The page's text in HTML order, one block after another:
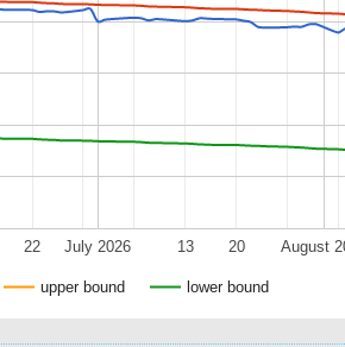
upper bound lower bound
July 2026 August
22 13 20